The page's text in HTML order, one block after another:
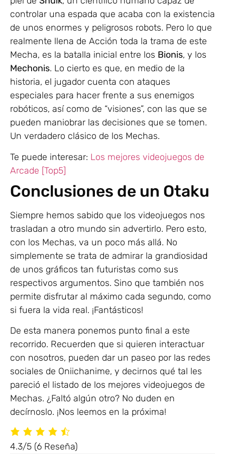
controlar una espada que acaba con la existencia
de unos enormes y peligrosos robots. Pero lo que
realmente llena de Acción toda la trama de este
Mecha, es la batalla inicial entre los Bionis, y los
Mechonis. Lo cierto es que, en medio de la
historia, el jugador cuenta con ataques
especiales para hacer frente a sus enemigos
robóticos, así como de “visiones”, con las que se
pueden maniobrar las decisiones que se tomen.
Un verdadero clásico de los Mechas.
Te puede interesar: Los mejores videojuegos de
Arcade [Top5]
Conclusiones de un Otaku
Siempre hemos sabido que los videojuegos nos
trasladan a otro mundo sin advertirlo. Pero esto,
con los Mechas, va un poco más allá. No
simplemente se trata de admirar la grandiosidad
de unos gráficos tan futuristas como sus
respectivos argumentos. Sino que también nos
permite disfrutar al máximo cada segundo, como
si fuera la vida real. ¡Fantásticos!
De esta manera ponemos punto final a este
recorrido. Recuerden que si quieren interactuar
con nosotros, pueden dar un paseo por las redes
sociales de Oniichanime, y decirnos qué tal les
pareció el listado de los mejores videojuegos de
Mechas. ¿Faltó algún otro? No duden en
decírnoslo. ¡Nos leemos en la próxima!
4.3/5 (6 Reseña)